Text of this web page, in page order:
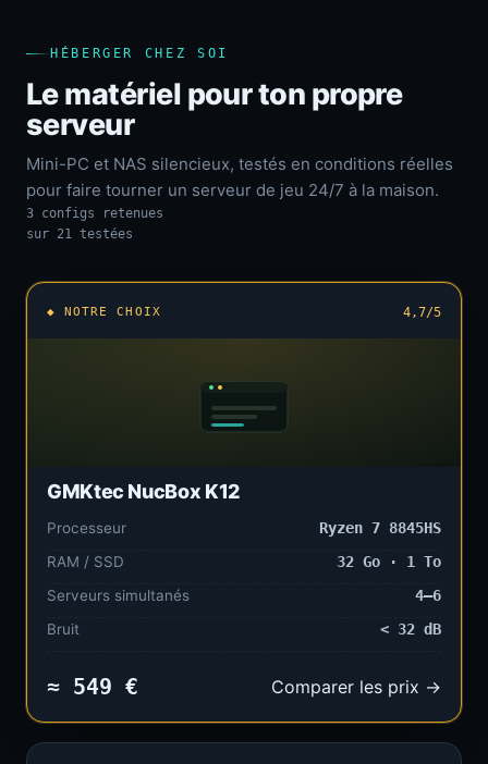
HÉBERGER CHEZ SOI
Le matériel pour ton propre
serveur
Mini-PC et NAS silencieux, testés en conditions réelles
pour faire tourner un serveur de jeu 24/7 à la maison.
3 configs retenues
sur 21 testées
◆ NOTRE CHOIX 4,7/5
GMKtec NucBox K12
Processeur
Ryzen 7 8845HS
RAM / SSD
32 Go · 1 To
Serveurs simultanés
4–6
Bruit
< 32 dB
≈ 549 € Comparer les prix →